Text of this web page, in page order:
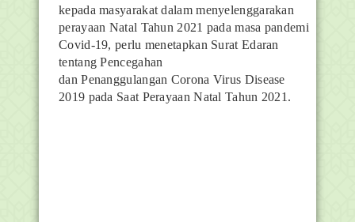
kepada masyarakat dalam menyelenggarakan
perayaan Natal Tahun 2021 pada masa pandemi
Covid-19, perlu menetapkan Surat Edaran
tentang Pencegahan
danPenanggulangan Corona Virus Disease
2019 pada Saat Perayaan Natal Tahun 2021.